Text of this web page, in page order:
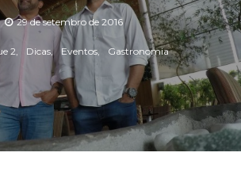
29 de setembro de 2016
2 Dicas Eventos Gastronomia